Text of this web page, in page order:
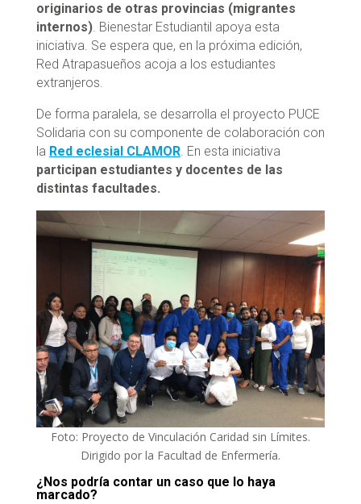
originarios de otras provincias (migrantes
internos). Bienestar Estudiantil apoya esta
iniciativa. Se espera que, en la próxima edición,
Red Atrapasueños acoja a los estudiantes
extranjeros.
De forma paralela, se desarrolla el proyecto PUCE
Solidaria con su componente de colaboración con
la Red eclesial CLAMOR. En esta iniciativa
participan estudiantes y docentes de las
distintas facultades.
Foto: Proyecto de Vinculación Caridad sin Límites.
Dirigido por la Facultad de Enfermería.
¿Nos podría contar un caso que lo haya
marcado?